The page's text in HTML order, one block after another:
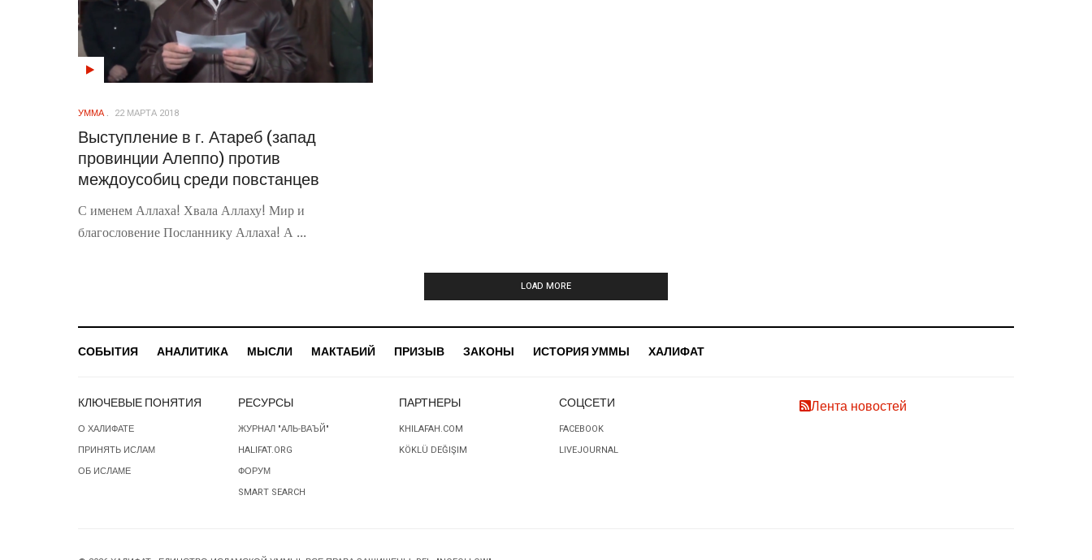
УММА 22 МАРТА 2018
Выступление в г. Атареб (запад
провинции Алеппо) против
междоусобиц среди повстанцев
С именем Аллаха! Хвала Аллаху! Мир и
благословение Посланнику Аллаха! А ...
LOAD MORE
СОБЫТИЯ АНАЛИТИКА МЫСЛИ МАКТАБИЙ ПРИЗЫВ ЗАКОНЫ ИСТОРИЯ УММЫ ХАЛИФАТ
КЛЮЧЕВЫЕ ПОНЯТИЯ
О ХАЛИФАТЕ
ПРИНЯТЬ ИСЛАМ
ОБ ИСЛАМЕ
РЕСУРСЫ
ЖУРНАЛ "АЛЬ-ВАЪЙ"
HALIFAT.ORG
ФОРУМ
SMART SEARCH
ПАРТНЕРЫ
KHILAFAH.COM
KÖKLÜ DEĞIŞIM
СОЦСЕТИ
FACEBOOK
LIVEJOURNAL
Лента новостей